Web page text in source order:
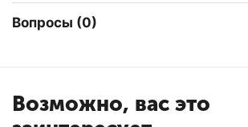
Вопросы (0)
Возможно, вас это